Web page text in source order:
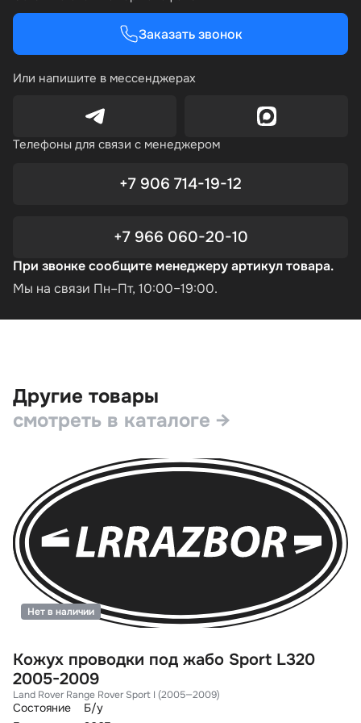
Заказать звонок
Или напишите в мессенджерах
Телефоны для связи с менеджером
+7 906 714-19-12
+7 966 060-20-10
При звонке сообщите менеджеру артикул товара.
Мы на связи Пн–Пт, 10:00–19:00.
Другие товары
смотреть в каталоге →
Кожух проводки под жабо Sport L320
2005-2009
Land Rover Range Rover Sport I (2005—2009)
Состояние
Б/у
Нет в наличии